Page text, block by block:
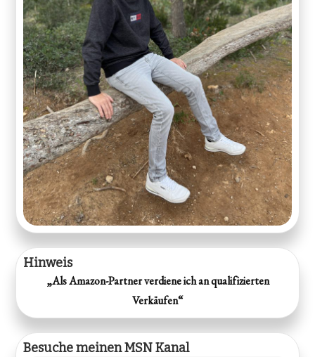
Hinweis
„Als Amazon-Partner verdiene ich an qualifizierten
Verkäufen“
Besuche meinen MSN Kanal